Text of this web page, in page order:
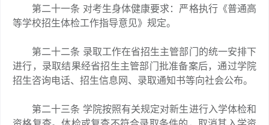
第二十一条 对考生身体健康要求：严格执行《普通高
等学校招生体检工作指导意见》规定。
第二十二条 录取工作在省招生主管部门的统一安排下
进行，录取结果经省招生主管部门批准备案后，通过学院
招生咨询电话、招生信息网、录取通知书等向社会公布。
第二十三条 学院按照有关规定对新生进行入学体检和